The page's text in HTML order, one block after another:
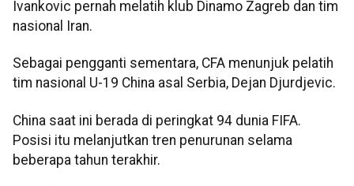
Ivankovic pernah melatih klub Dinamo Zagreb dan tim
nasional Iran.
Sebagai pengganti sementara, CFA menunjuk pelatih
tim nasional U-19 China asal Serbia, Dejan Djurdjevic.
China saat ini berada di peringkat 94 dunia FIFA.
Posisi itu melanjutkan tren penurunan selama
beberapa tahun terakhir.